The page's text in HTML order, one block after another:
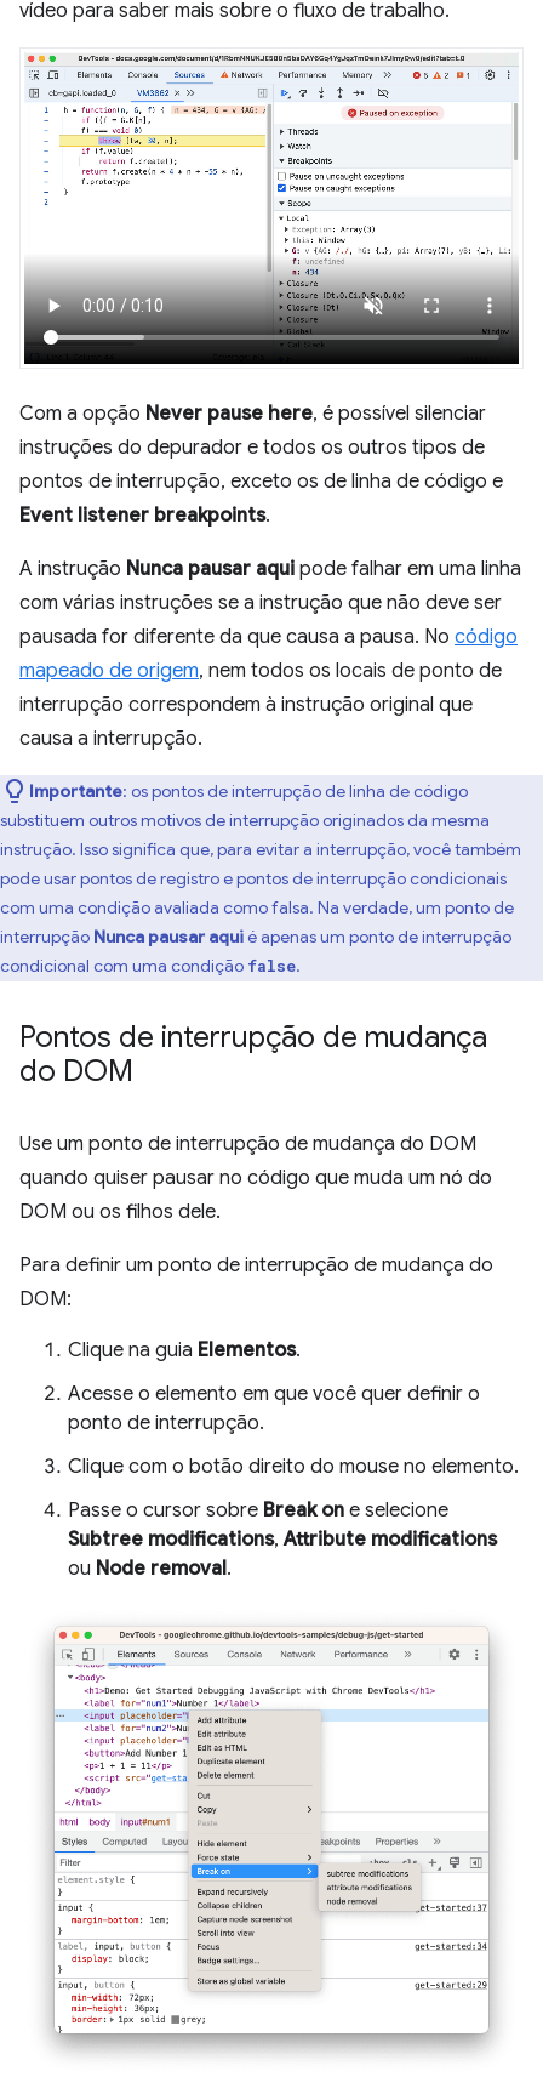
vídeo para saber mais sobre o fluxo de trabalho.
Com a opção Never pause here, é possível silenciar
instruções do depurador e todos os outros tipos de
pontos de interrupção, exceto os de linha de código e
Event listener breakpoints.
A instrução Nunca pausar aqui pode falhar em uma linha
com várias instruções se a instrução que não deve ser
pausada for diferente da que causa a pausa. No código
mapeado de origem, nem todos os locais de ponto de
interrupção correspondem à instrução original que
causa a interrupção.
Importante: os pontos de interrupção de linha de código
substituem outros motivos de interrupção originados da mesma
instrução. Isso significa que, para evitar a interrupção, você também
pode usar pontos de registro e pontos de interrupção condicionais
com uma condição avaliada como falsa. Na verdade, um ponto de
interrupção Nunca pausar aquié apenas um ponto de interrupção
condicional com uma condição false.
Pontos de interrupção de mudança
do DOM
Use um ponto de interrupção de mudança do DOM
quando quiser pausar no código que muda um nó do
DOM ou os filhos dele.
Para definir um ponto de interrupção de mudança do
DOM:
Clique na guia Elementos.
Acesse o elemento em que você quer definir o
ponto de interrupção.
Clique com o botão direito do mouse no elemento.
Passe o cursor sobre Break on e selecione
Subtree modifications,Attribute modifications
ou Node removal.